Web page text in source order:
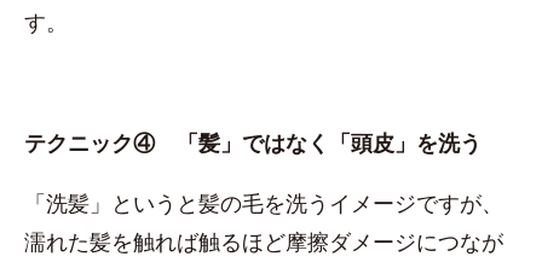
す。
テクニック④ 「髪」ではなく「頭皮」を洗う
「洗髪」というと髪の毛を洗うイメージですが、
濡れた髪を触れば触るほど摩擦ダメージにつなが